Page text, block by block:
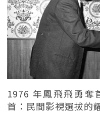
1976 年鳳飛飛勇奪
首：民間影視選拔的